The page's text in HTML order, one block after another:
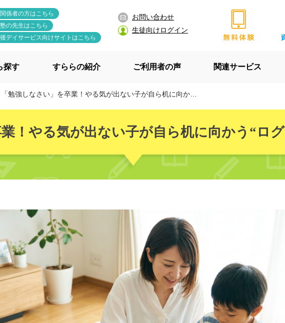
係者の方はこちら
の先生はこちら
デイサービス向けサイトはこちら
お問い合わせ
生徒向けログイン
探す すららの紹介 ご利用者の声 関連サービス
「勉強しなさい」を卒業！やる気が出ない子が自ら机に向かう“ログインの魔法”とは？
業！やる気が出ない子が自ら机に向かう“ロ